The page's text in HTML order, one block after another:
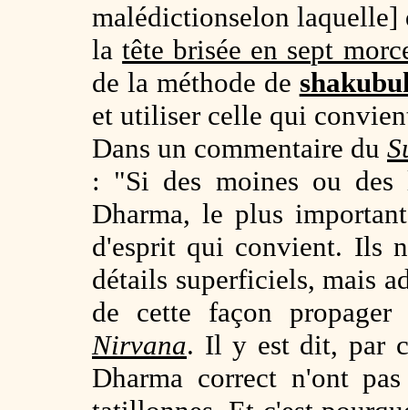
malédictionselon laquelle]
latête brisée en sept
de la méthode de
et utiliser celle qui
Dans un commentaire du
: "Si des moines ou
Dharma, le plus
d'esprit qui convient. Ils
détails superficiels, mais
de cette façon
Nirvana. Il y est dit, par
Dharma correct n'ont